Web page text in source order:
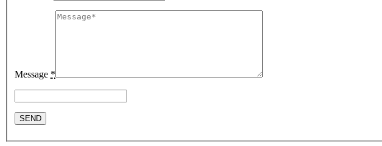
Message *